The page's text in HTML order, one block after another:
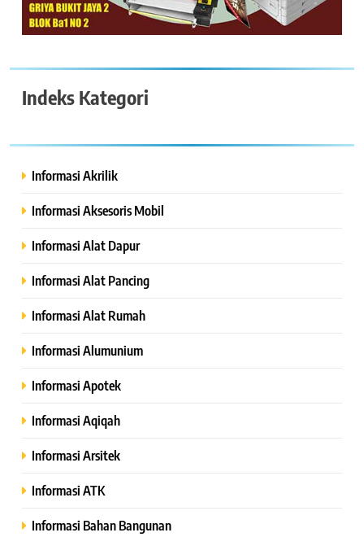
Indeks Kategori
Informasi Akrilik
Informasi Aksesoris Mobil
Informasi Alat Dapur
Informasi Alat Pancing
Informasi Alat Rumah
Informasi Alumunium
Informasi Apotek
Informasi Aqiqah
Informasi Arsitek
Informasi ATK
Informasi Bahan Bangunan